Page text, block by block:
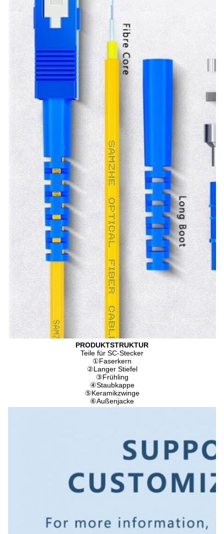
PRODUKTSTRUKTUR
Teile für SC-Stecker
①Faserkern
②Langer Stiefel
③Frühling
④Staubkappe
⑤Keramikzwinge
⑥Außenjacke